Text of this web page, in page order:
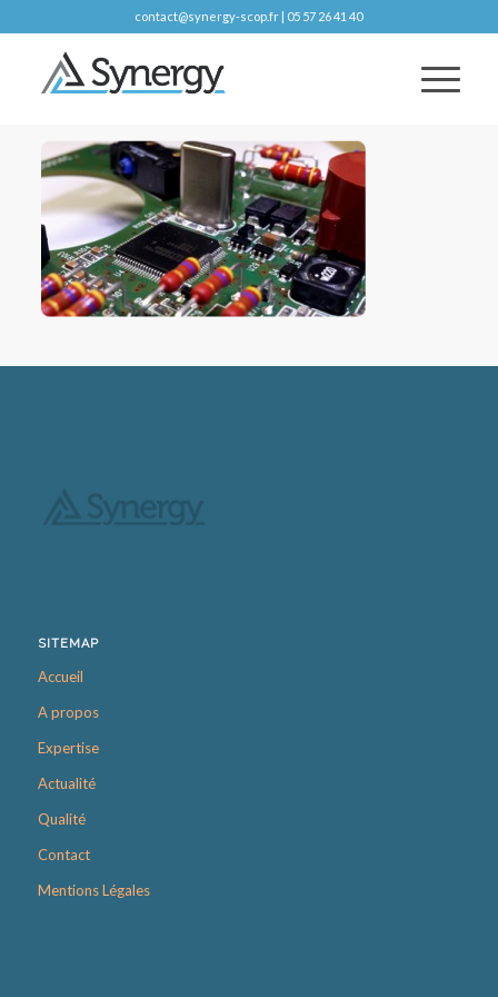
contact@synergy-scop.fr | 05 57 26 41 40
SITEMAP
Accueil
A propos
Expertise
Actualité
Qualité
Contact
Mentions Légales